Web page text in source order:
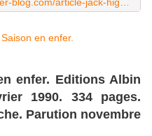
enfer. Editions Albin
1990. 334 pages.
Parution novembre